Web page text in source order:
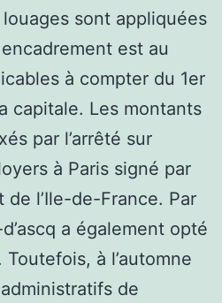
louages sont appliquées
est au
à compter du 1er
capitale. Les montants
par l’arrêté sur
à Paris signé par
de l’Ile-de-France. Par
a également opté
à l’automne
de